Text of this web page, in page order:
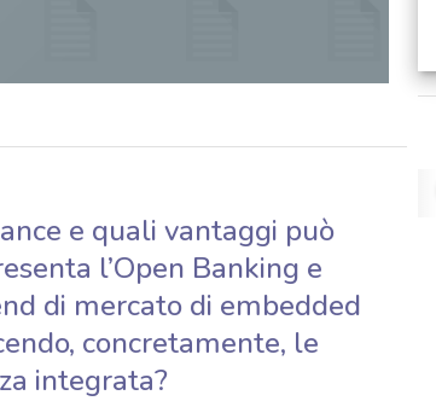
e quali vantaggi può
l’Open Banking e
di mercato di embedded
concretamente, le
integrata?